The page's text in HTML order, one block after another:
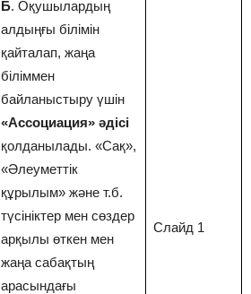
Б. Оқушылардың
алдыңғы білімін
қайталап, жаңа
біліммен
байланыстыру үшін
«Ассоциация» әдісі
қолданылады. «Сақ»,
«Әлеуметтік
құрылым» және т.б.
түсініктер мен сөздер
арқылы өткен мен
жаңа сабақтың
арасындағы
Слайд 1